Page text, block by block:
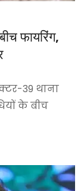
फायरिंग,
39 थाना
के बीच